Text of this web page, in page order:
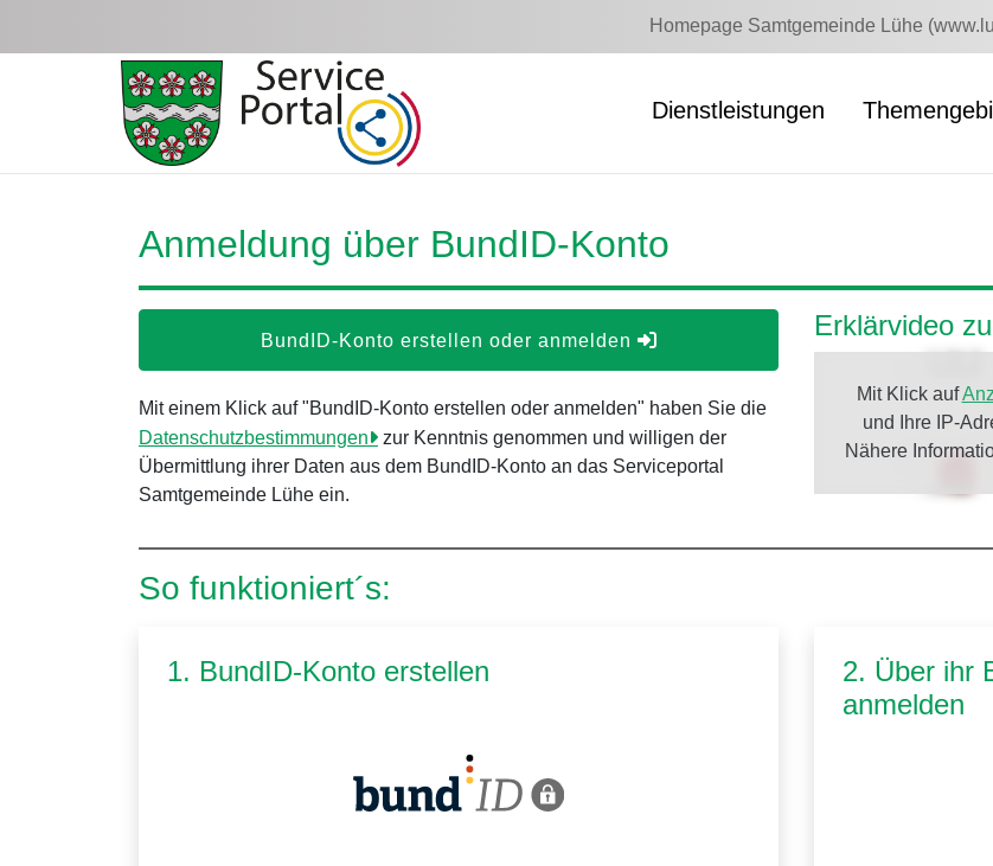
Homepage Samtgemeinde Lühe
Dienstleistungen
Anmeldung über BundID-Konto
BundID-Konto erstellen oder anmelden
Mit einem Klick auf "BundID-Konto erstellen oder anmelden" haben Sie die
Datenschutzbestimmungen
zur Kenntnis genommen und willigen der
Übermittlung ihrer Daten aus dem BundID-Konto an das Serviceportal
Samtgemeinde Lühe ein.
Erklärvideo
Mit Klick auf
und Ihre IP-
Nähere
So funktioniert´s:
1. BundID-Konto erstellen
2. Über ihr
anmelden